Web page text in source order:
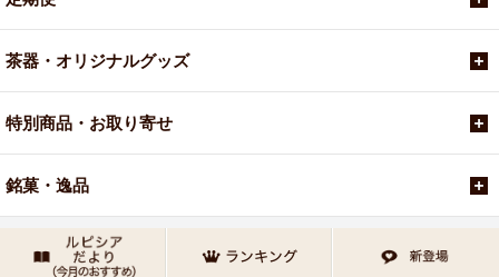
茶器・オリジナルグッズ
特別商品・お取り寄せ
銘菓・逸品